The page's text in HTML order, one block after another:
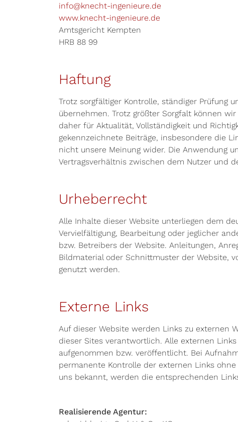
info@knecht-ingenieure.de
www.knecht-ingenieure.de
Amtsgericht Kempten
HRB 88 99
Haftung
Trotz sorgfältiger Kontrolle, ständiger Prüfung
übernehmen. Trotz größter Sorgfalt können
daher für Aktualität, Vollständigkeit und
gekennzeichnete Beiträge, insbesondere die
nicht unsere Meinung wider. Die Anwendung
Vertragsverhältnis zwischen dem Nutzer und
Urheberrecht
Alle Inhalte dieser Website unterliegen dem
Vervielfältigung, Bearbeitung oder jeglicher
bzw. Betreibers der Website. Anleitungen,
Bildmaterial oder Schnittmuster der Website,
genutzt werden.
Externe Links
Auf dieser Website werden Links zu externen
dieser Sites verantwortlich. Alle externen
aufgenommen bzw. veröffentlicht. Bei
permanente Kontrolle der externen Links
uns bekannt, werden die entsprechenden
Realisierende Agentur: